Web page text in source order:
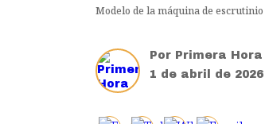
Modelo de la máquina de
Por Primera Hora
1 de abril de 2026